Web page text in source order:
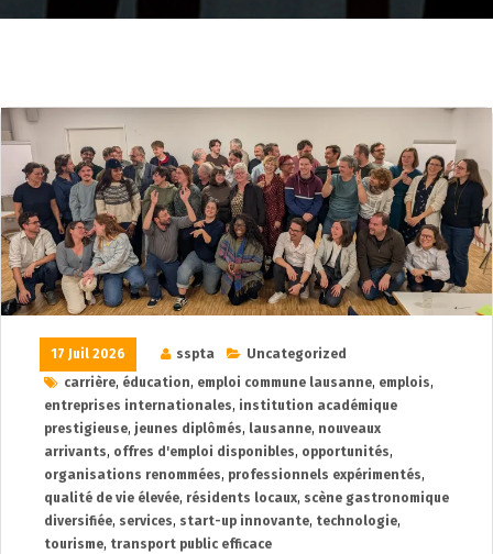
17 Juil 2026 sspta
Uncategorized
carrière, éducation, emploi commune lausanne, emplois,
entreprises internationales, institution académique
prestigieuse, jeunes diplômés, lausanne, nouveaux
arrivants, offres d'emploi disponibles, opportunités,
organisations renommées, professionnels expérimentés,
qualité de vie élevée, résidents locaux, scène gastronomique
diversifiée, services, start-up innovante, technologie,
tourisme, transport public efficace